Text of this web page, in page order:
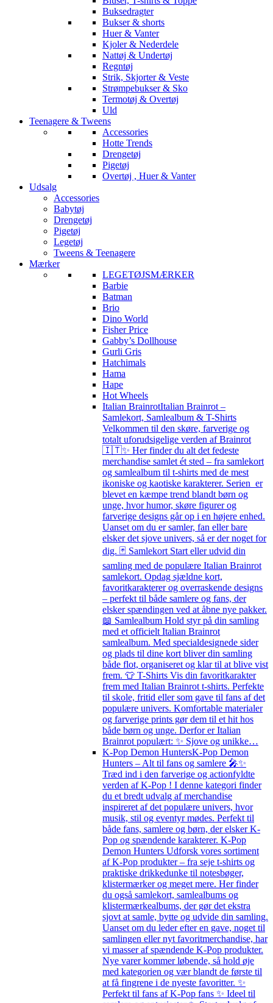
Buksedragter
Bukser & shorts
Huer & Vanter
Kjoler & Nederdele
Nattøj & Undertøj
Regntøj
Strik, Skjorter & Veste
Strømpebukser & Sko
Termotøj & Overtøj
Uld
Teenagere & Tweens
Accessories
Hotte Trends
Drengetøj
Pigetøj
Overtøj , Huer & Vanter
Udsalg
Accessories
Babytøj
Drengetøj
Pigetøj
Legetøj
Tweens & Teenagere
Mærker
LEGETØJSMÆRKER
Barbie
Batman
Brio
Dino World
Fisher Price
Gabby’s Dollhouse
Gurli Gris
Hatchimals
Hama
Hape
Hot Wheels
Italian BrainrotItalian Brainrot –
Samlekort, Samlealbum & T-Shirts
Velkommen til den skøre, farverige og
totalt uforudsigelige verden af Brainrot
🇮🇹✨ Her finder du alt det fedeste
merchandise samlet ét sted – fra samlekort
og samlealbum til t-shirts med de mest
ikoniske og kaotiske karakterer. Serien er
blevet en kæmpe trend blandt børn og
unge, hvor humor, skøre figurer og
farverige designs går op i en højere enhed.
Uanset om du er samler, fan eller bare
elsker det sjove univers, så er der noget for
dig. 🃏 Samlekort Start eller udvid din
samling med de populære Italian Brainrot
samlekort. Opdag sjældne kort,
favoritkarakterer og overraskende designs
– perfekt til både samlere og fans, der
elsker spændingen ved at åbne nye pakker.
📖 Samlealbum Hold styr på din samling
med et officielt Italian Brainrot
samlealbum. Med specialdesignede sider
og plads til dine kort bliver din samling
både flot, organiseret og klar til at blive vist
frem. 👕 T-Shirts Vis din favoritkarakter
frem med Italian Brainrot t-shirts. Perfekte
til skole, fritid eller som gave til fans af det
populære univers. Komfortable materialer
og farverige prints gør dem til et hit hos
både børn og unge. Derfor er Italian
Brainrot populært: ✨ Sjove og unikke…
K-Pop Demon HuntersK-Pop Demon
Hunters – Alt til fans og samlere 🎤✨
Træd ind i den farverige og actionfyldte
verden af K-Pop ! I denne kategori finder
du et bredt udvalg af merchandise
inspireret af det populære univers, hvor
musik, stil og eventyr mødes. Perfekt til
både fans, samlere og børn, der elsker K-
Pop og spændende karakterer. K-Pop
Demon Hunters Udforsk vores sortiment
af K-Pop produkter – fra seje t-shirts og
praktiske drikkedunke til notesbøger,
klistermærker og meget mere. Her finder
du også samlekort, samlealbums og
klistermærkealbums, der gør det ekstra
sjovt at samle, bytte og udvide din samling.
Uanset om du leder efter en gave, noget til
samlingen eller nyt favoritmerchandise, har
vi masser af spændende K-Pop produkter.
Nye varer kommer løbende, så hold øje
med kategorien og vær blandt de første til
at få fingrene i de nyeste favoritter. ✨
Perfekt til fans af K-Pop fans ✨ Ideel til